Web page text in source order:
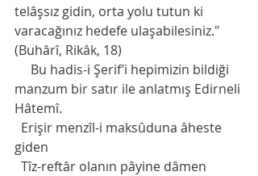
telâşsız gidin, orta yolu tutun ki
varacağınız hedefe ulaşabilesiniz."
(Buhârî, Rikâk, 18)
manzum bir satır ile anlatmış Edirneli
Hâtemî.
giden